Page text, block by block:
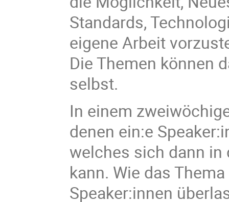
Standards,
eigene Arbeit
Die Themen können
selbst.
In einem
denen ein:e
welches sich dann in
kann. Wie das
Speaker:innen